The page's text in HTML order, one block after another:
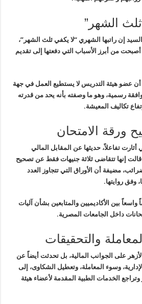
الشهر”
إن راتبها الشهري “لا يكفي ثلث الشهر”،
أصبحت من أبرز
الأسباب التي دفعتها إلى تقديم
عضو هيئة التدريس لا يستطيع العمل في جهة
رسمية، وهو ما وصفته بأنه يحد من قدرته
تكاليف المعيشة.
تفاعلاً، حديثها عن المقابل المالي
قالت إنها تتقاضى ثلاثة جنيهات فقط عن تصحيح
مضيفة أن الأوراق التي تتجاوز العدد
وفق روايتها.
بين الأكاديميين والمتابعين بشأن آليات
داخل الجامعات المصرية.
والتحقيقات
على الجوانب المالية، بل تحدثت أيضاً عن
وسوء المعاملة، وتعطيل الشكاوى، إلى
الخدمات الطبية المقدمة لأعضاء هيئة